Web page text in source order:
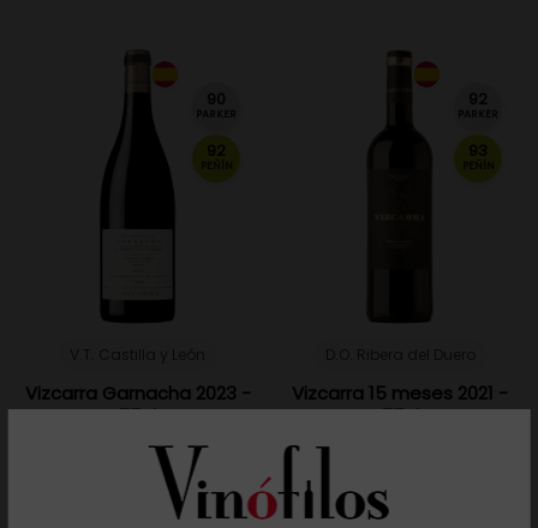
90
PARKER
92
Vizcarra Garnacha 2023 -
75cl
31,00 €
Añadir al carrito
92
PARKER
93
Vizcarra 15 meses 2021 -
75cl
Añadir al carrito